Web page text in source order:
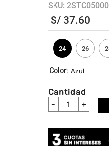
SKU:
S/ 37.60
24 26
: Azul
Cantidad
＋
－